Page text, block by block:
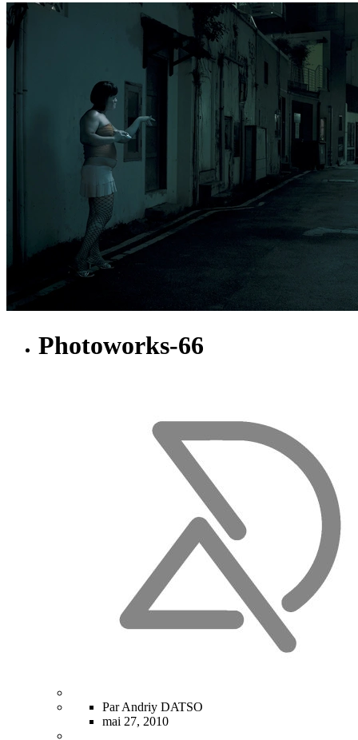
Photoworks-66
Par Andriy DATSO
mai 27, 2010